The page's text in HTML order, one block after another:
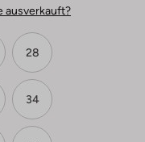
ausverkauft?
28
34